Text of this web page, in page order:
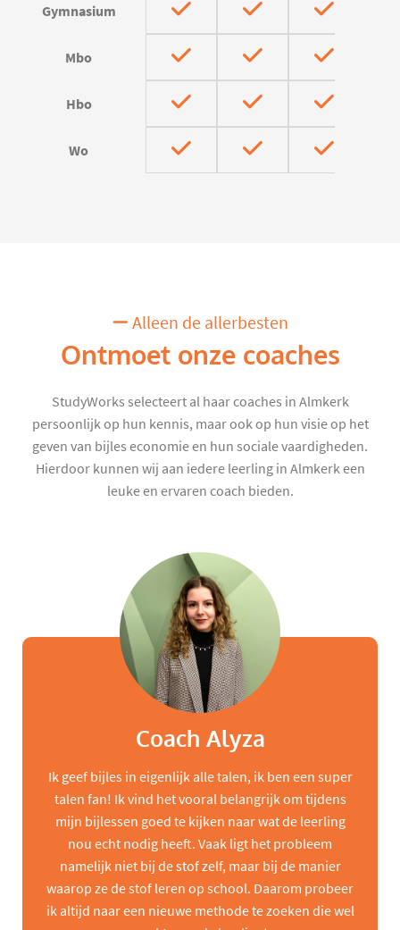
Gymnasium
Mbo
Hbo
Wo
Alleen de allerbesten
Ontmoet onze coaches
StudyWorks selecteert al haar coaches in Almkerk
persoonlijk op hun kennis, maar ook op hun visie op het
geven van bijles economie en hun sociale vaardigheden.
Hierdoor kunnen wij aan iedere leerling in Almkerk een
leuke en ervaren coach bieden.
Coach Alyza
Ik geef bijles in eigenlijk alle talen, ik ben een super
talen fan! Ik vind het vooral belangrijk om tijdens
mijn bijlessen goed te kijken naar wat de leerling
nou echt nodig heeft. Vaak ligt het probleem
namelijk niet bij de stof zelf, maar bij de manier
waarop ze de stof leren op school. Daarom probeer
ik altijd naar een nieuwe methode te zoeken die wel